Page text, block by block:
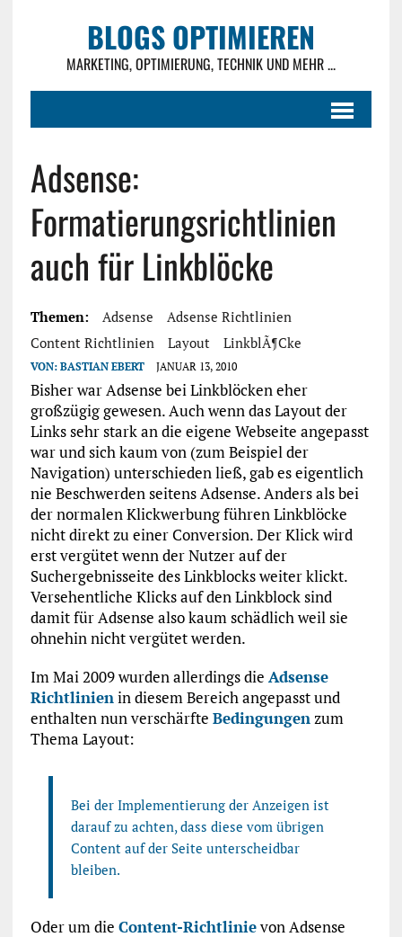
BLOGS OPTIMIEREN
MARKETING, OPTIMIERUNG, TECHNIK UND MEHR ...
Adsense:
Formatierungsrichtlinien
auch für Linkblöcke
Themen: Adsense
Adsense Richtlinien
Content Richtlinien
Layout LinkblÃ¶cke
VON: BASTIAN EBERT JANUAR 13, 2010
Bisher war Adsense bei Linkblöcken eher
großzügig gewesen. Auch wenn das Layout der
Links sehr stark an die eigene Webseite angepasst
war und sich kaum von (zum Beispiel der
Navigation) unterschieden ließ, gab es eigentlich
nie Beschwerden seitens Adsense. Anders als bei
der normalen Klickwerbung führen Linkblöcke
nicht direkt zu einer Conversion. Der Klick wird
erst vergütet wenn der Nutzer auf der
Suchergebnisseite des Linkblocks weiter klickt.
Versehentliche Klicks auf den Linkblock sind
damit für Adsense also kaum schädlich weil sie
ohnehin nicht vergütet werden.
Im Mai 2009 wurden allerdings die Adsense
Richtlinienin diesem Bereich angepasst und
enthalten nun verschärfte Bedingungenzum
Thema Layout:
Bei der Implementierung der Anzeigen ist
darauf zu achten, dass diese vom übrigen
Content auf der Seite unterscheidbar
bleiben.
Oder um die Content-Richtlinievon Adsense